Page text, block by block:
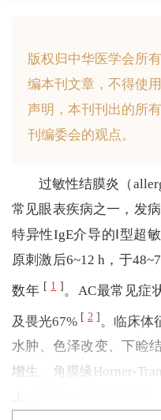
版权归中华医学会所有
编本刊文章，不得使
声明，本刊刊出的所
刊编委会的观点。
过敏性结膜炎（
常见眼表疾病之一，发
特异性IgE介导的Ⅰ型超
原刺激后6~12 h，于
数年 [ 1 ]。AC最常见症
及畏光67% [ 2 ]。临床体
水肿、色泽改变、下睑
增生、角膜缘Horner-